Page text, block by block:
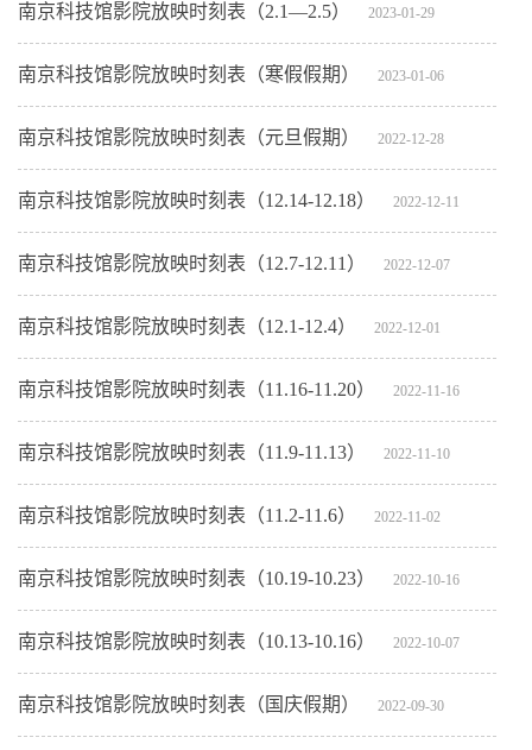
南京科技馆影院放映时刻表（2.1—2.5） 2023-01-29
南京科技馆影院放映时刻表（寒假假期） 2023-01-06
南京科技馆影院放映时刻表（元旦假期） 2022-12-28
南京科技馆影院放映时刻表（12.14-12.18） 2022-12-11
南京科技馆影院放映时刻表（12.7-12.11） 2022-12-07
南京科技馆影院放映时刻表（12.1-12.4） 2022-12-01
南京科技馆影院放映时刻表（11.16-11.20） 2022-11-16
南京科技馆影院放映时刻表（11.9-11.13） 2022-11-10
南京科技馆影院放映时刻表（11.2-11.6） 2022-11-02
南京科技馆影院放映时刻表（10.19-10.23） 2022-10-16
南京科技馆影院放映时刻表（10.13-10.16） 2022-10-07
南京科技馆影院放映时刻表（国庆假期） 2022-09-30